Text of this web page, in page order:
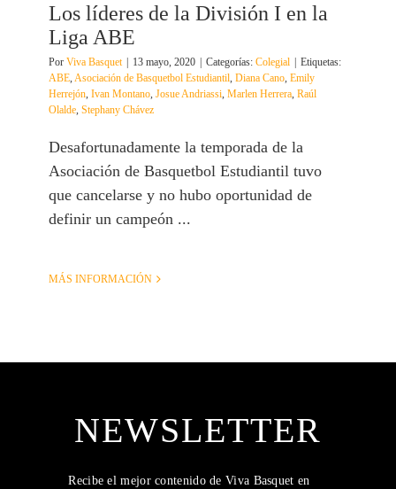
Los líderes de la División I en la
Liga ABE
Por Viva Basquet | 13 mayo, 2020 | Categorías: Colegial | Etiquetas:
ABE Asociación de Basquetbol Estudiantil Diana Cano Emily
Herrejón Ivan Montano Josue Andriassi Marlen Herrera Raúl
Olalde Stephany Chávez
Desafortunadamente la temporada de la
Asociación de Basquetbol Estudiantil tuvo
que cancelarse y no hubo oportunidad de
definir un campeón ...
MÁS INFORMACIÓN
NEWSLETTER
Recibe el mejor contenido de Viva Basquet en